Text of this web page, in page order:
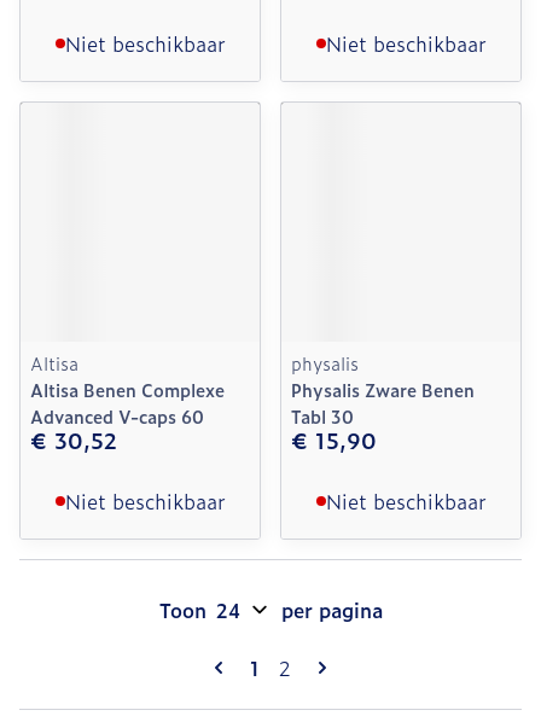
Niet beschikbaar Niet beschikbaar
Altisa
Altisa Benen Complexe
Advanced V-caps 60
€ 30,52
Niet beschikbaar
physalis
Physalis Zware Benen
Tabl 30
€ 15,90
Niet beschikbaar
Pagina's
U lees momenteel pagina
1 Pagina
2
Toon per pagina